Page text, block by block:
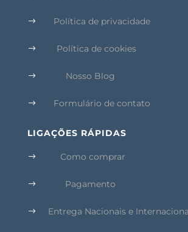
$ Política de privacidade
$ Política de cookies
$ Nosso Blog
$ Formulário de contato
LIGAÇÕES RÁPIDAS
$ Como comprar
$ Pagamento
$ Entrega Nacionais e